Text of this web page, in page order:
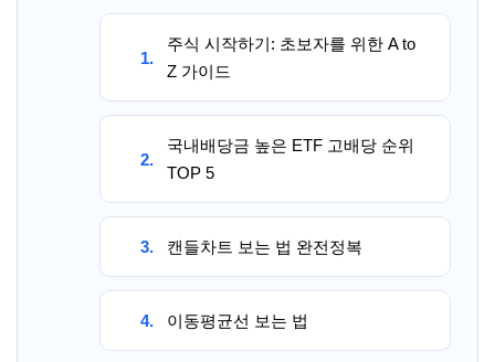
1.
주식 시작하기: 초보자를 위한 A to
Z 가이드
2.
국내배당금 높은 ETF 고배당 순위
TOP 5
3. 캔들차트 보는 법 완전정복
4. 이동평균선 보는 법